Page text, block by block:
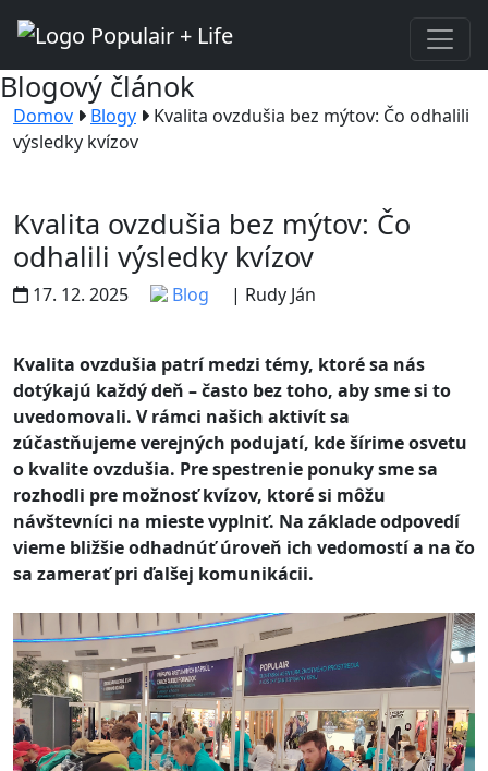
Blogový článok
Domov Blogy
Kvalita ovzdušia bez mýtov: Čo odhalili
výsledky kvízov
Kvalita ovzdušia bez mýtov: Čo
odhalili výsledky kvízov
17. 12. 2025 Blog | Rudy Ján
Kvalita ovzdušia patrí medzi témy, ktoré sa nás
dotýkajú každý deň – často bez toho, aby sme si to
uvedomovali. V rámci našich aktivít sa
zúčastňujeme verejných podujatí, kde šírime osvetu
o kvalite ovzdušia. Pre spestrenie ponuky sme sa
rozhodli pre možnosť kvízov, ktoré si môžu
návštevníci na mieste vyplniť. Na základe odpovedí
vieme bližšie odhadnúť úroveň ich vedomostí a na čo
sa zamerať pri ďalšej komunikácii.